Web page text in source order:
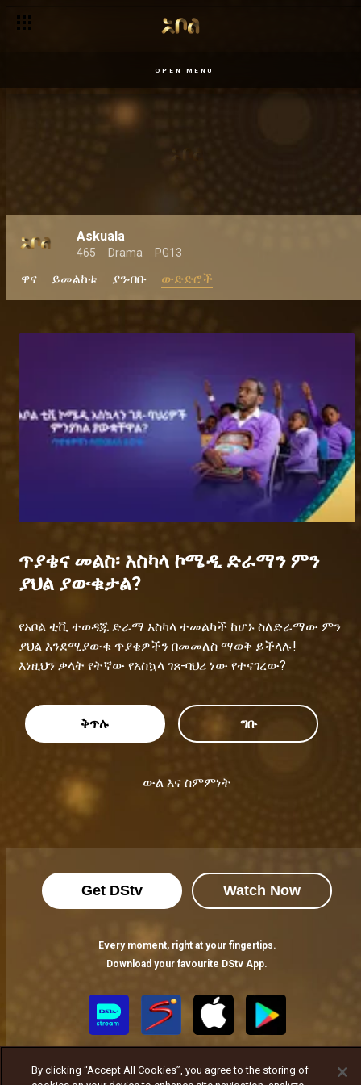
OPEN MENU
Askuala
465 Drama PG13
ዋና ይመልከቱ ያንብቡ ውድድሮች
ጥያቄና መልስ፡ አስካላ ኮሜዲ ድራማን ምን
ያህል ያውቁታል?
የአቦል ቲቪ ተወዳጁ ድራማ አስካላ ተመልካች ከሆኑ ስለድራማው ምን
ያህል እንደሚያውቁ ጥያቄዎችን በመመለስ ማወቅ ይችላሉ!
እነዚህን ቃላት የትኛው የአስኳላ ገጸ-ባህሪ ነው የተናገረው?
ቅጥሉ ግቡ
ውል እና ስምምነት
Get DStv Watch Now
Every moment, right at your fingertips.
Download your favourite DStv App.
By clicking “Accept All Cookies”, you agree to the storing of